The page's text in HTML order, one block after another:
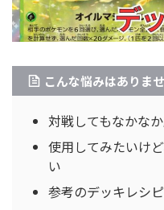
こんな悩みはありま
対戦してもなかな
使用してみたいけ
い
参考のデッキレシ